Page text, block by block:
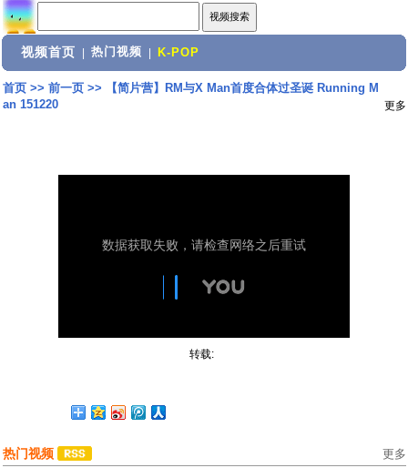
视频首页 热门视频 K-POP
首页>> 前一页>>
【简片营】RM与X Man首度合体过圣诞 Running M
an 151220
更多
转载:
热门视频 更多